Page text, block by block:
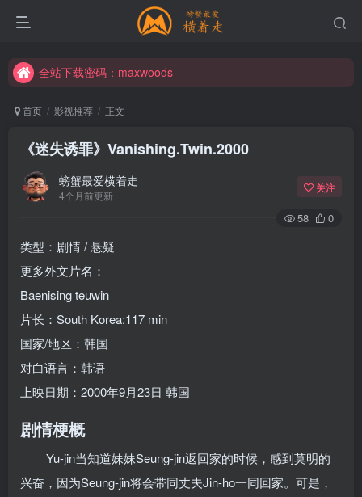
全站下载密码：maxwoods
全站下载密码：maxwoods
首页 影视推荐 正文
《迷失诱罪》Vanishing.Twin.2000
螃蟹最爱横着走
4个月前更新
关注
58 0
类型：剧情 / 悬疑
更多外文片名：
Baenising teuwin
片长：South Korea:117 min
国家/地区：韩国
对白语言：韩语
上映日期：2000年9月23日 韩国
剧情梗概
Yu-jin当知道妹妹Seung-jin返回家的时候，感到莫明的
兴奋，因为Seung-jin将会带同丈夫Jin-ho一同回家。可是，